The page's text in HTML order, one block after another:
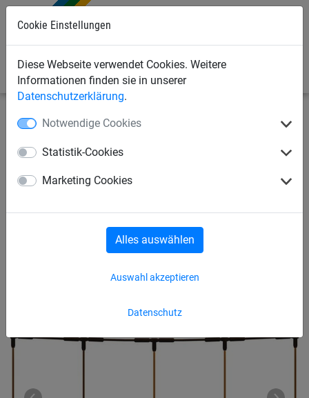
Cookie Einstellungen
Diese Webseite verwendet Cookies. Weitere
Informationen finden sie in unserer
Datenschutzerklärung.
Notwendige Cookies
Statistik-Cookies
Marketing Cookies
Datenschutz
Auswahl akzeptieren
Alles auswählen
Seilspielgeräte Seilparcours "Haiger" für Stahlpfosten
Hangelseil